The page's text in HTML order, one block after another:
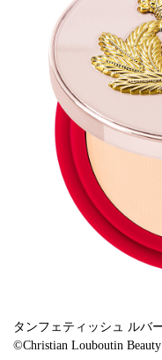
タンフェティッシュ ルバ
©Christian Louboutin Beauty